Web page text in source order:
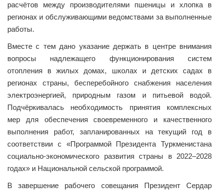
расчётов между производителями пшеницы и хлопка в
регионах и обслуживающими ведомствами за выполненные
работы.
Вместе с тем дано указание держать в центре внимания
вопросы надлежащего функционирования систем
отопления в жилых домах, школах и детских садах в
регионах страны, бесперебойного снабжения населения
электроэнергией, природным газом и питьевой водой.
Подчёркивалась необходимость принятия комплексных
мер для обеспечения своевременного и качественного
выполнения работ, запланированных на текущий год в
соответствии с «Программой Президента Туркменистана
социально-экономического развития страны в 2022–2028
годах» и Национальной сельской программой.
В завершение рабочего совещания Президент Сердар